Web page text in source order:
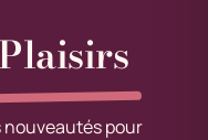
nouveautés pour